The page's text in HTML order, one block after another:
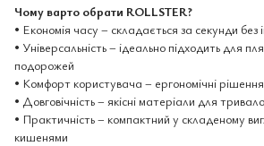
Чому варто обрати ROLLSTER?
• Економія часу – складається за секунди без
• Універсальність – ідеально підходить для
подорожей
• Комфорт користувача – ергономічні
• Довговічність – якісні матеріали для
• Практичність – компактний у складеному
кишенями